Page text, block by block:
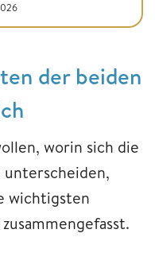
der beiden
worin sich die
unterscheiden,
wichtigsten